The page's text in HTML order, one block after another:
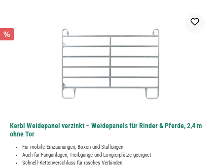
%
Kerbl Weidepanel verzinkt – Weidepanels für Rinder & Pferde, 2,4 m
ohne Tor
Für mobile Einzäunungen, Boxen und Stallungen
Auch für Fanganlagen, Treibgänge und Longierplätze geeignet
Schnell-Kettenverschluss für rasches Verbinden